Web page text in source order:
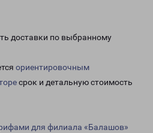
доставки по выбранному
ориентировочным
срок и детальную стоимость
для филиала «Балашов»